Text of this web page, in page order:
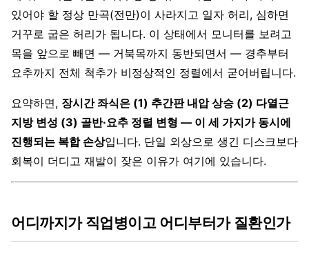
있어야 할 정상 만곡(전만)이 사라지고 일자 허리, 심하면
거꾸로 굽은 허리가 됩니다. 이 상태에서 모니터를 보려고
목을 앞으로 빼면 — 거북목까지 동반되면서 — 경추부터
요추까지 전체 척추가 비정상적인 정렬에서 굳어버립니다.
요약하면, 장시간 좌식은 (1) 추간판 내압 상승 (2) 다열근
지방 변성 (3) 골반·요추 정렬 변형 — 이 세 가지가 동시에
진행되는 복합 손상입니다. 단일 외상으로 생긴 디스크보다
회복이 더디고 재발이 잦은 이유가 여기에 있습니다.
어디까지가 직업병이고 어디부터가 질환인가